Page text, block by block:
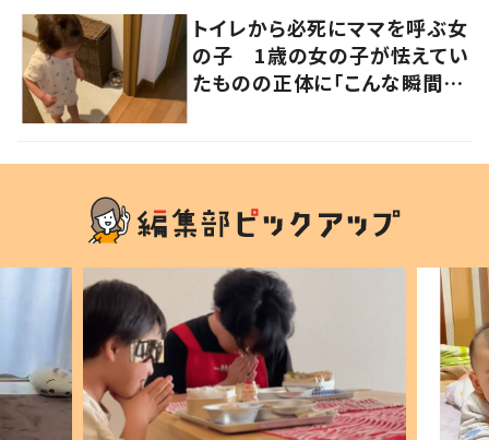
トイレから必死にママを呼ぶ女
の子 1歳の女の子が怯えてい
たものの正体に「こんな瞬間